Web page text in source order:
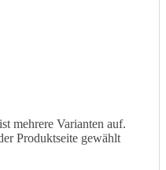
mehrere Varianten auf.
Produktseite gewählt